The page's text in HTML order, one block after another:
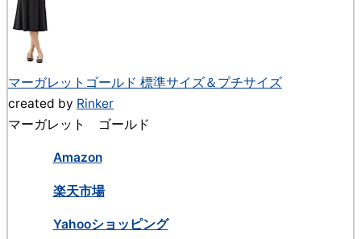
マーガレットゴールド 標準サイズ＆プチサイズ
created by Rinker
マーガレット ゴールド
Amazon
楽天市場
Yahooショッピング